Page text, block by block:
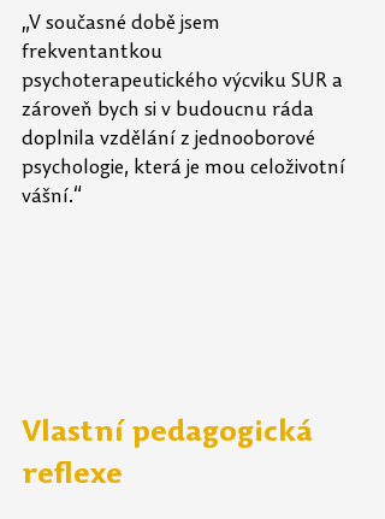
„V současné době jsem
frekventantkou
psychoterapeutického výcviku SUR a
zároveň bych si v budoucnu ráda
doplnila vzdělání z jednooborové
psychologie, která je mou celoživotní
vášní.“
Vlastní pedagogická
reflexe